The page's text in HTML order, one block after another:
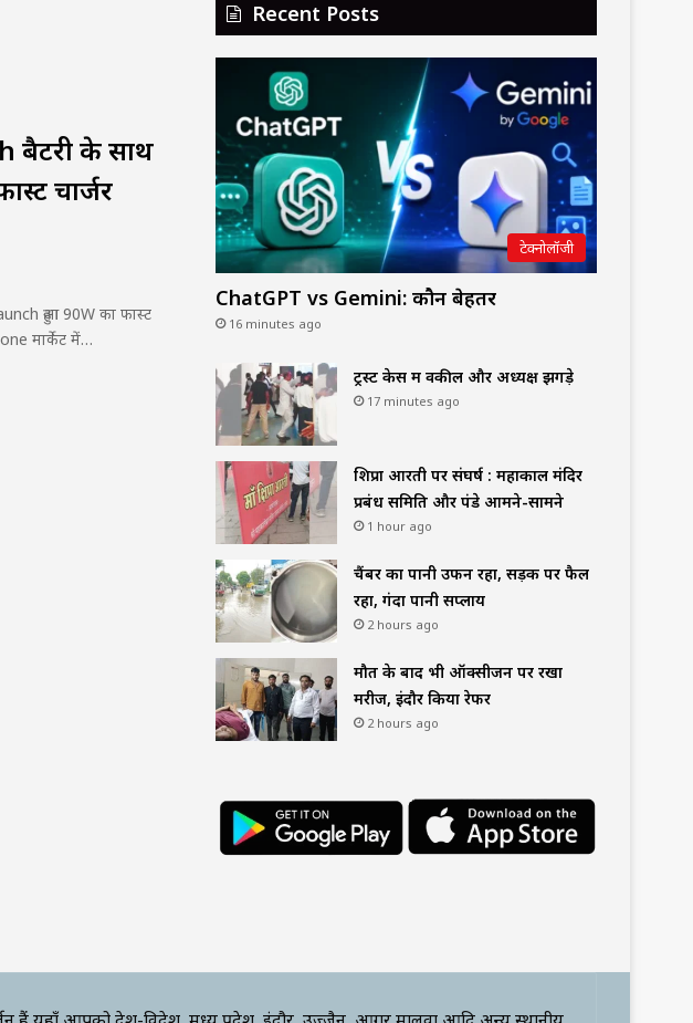
बैटरी के साथ
चार्जर
हुआ 90W का फास्ट
मार्केट में…
Recent Posts
टेक्नोलॉजी
ChatGPT vs Gemini: कौन बेहतर
16 minutes ago
ट्रस्ट केस में वकील और अध्यक्ष झगड़े
17 minutes ago
शिप्रा आरती पर संघर्ष : महाकाल मंदिर
प्रबंध समिति और पंडे आमने-सामने
1 hour ago
चैंबर का पानी उफन रहा, सड़क पर फैल
रहा, गंदा पानी सप्लाय
2 hours ago
मौत के बाद भी ऑक्सीजन पर रखा
मरीज, इंदौर किया रेफर
2 hours ago